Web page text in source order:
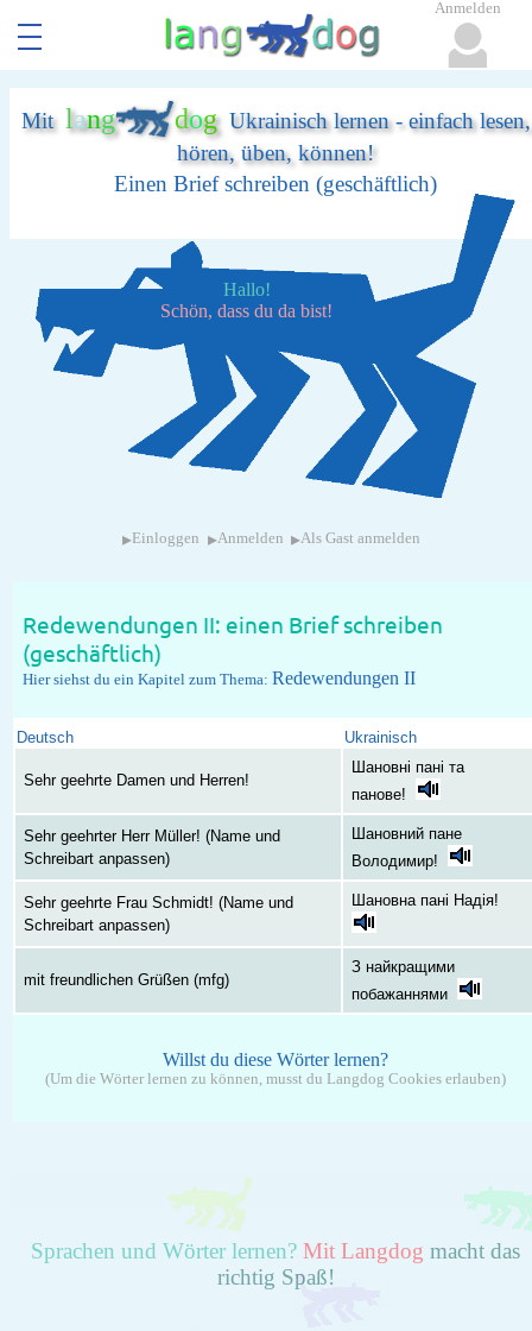
Mit lang dogUkrainisch lernen - einfach lesen,
hören, üben, können!
Einen Brief schreiben (geschäftlich)
Hallo!
Schön, dass du da bist!
▸ Einloggen ▸Anmelden ▸Als Gast anmelden
Redewendungen II: einen Brief schreiben
(geschäftlich)
Hier siehst du ein Kapitel zum Thema: Redewendungen II
Deutsch Ukrainisch
Sehr geehrte Damen und Herren!
Шановні пані та
панове!
Sehr geehrter Herr Müller! (Name und
Schreibart anpassen)
Шановний пане
Володимир!
Sehr geehrte Frau Schmidt! (Name und
Schreibart anpassen)
Шановна пані Надія!
mit freundlichen Grüßen (mfg)
З найкращими
побажаннями
Willst du diese Wörter lernen?
(Um die Wörter lernen zu können, musst du Langdog Cookies erlauben)
Sprachen und Wörter lernen? Mit Langdog macht das
richtig Spaß!
Anmelden